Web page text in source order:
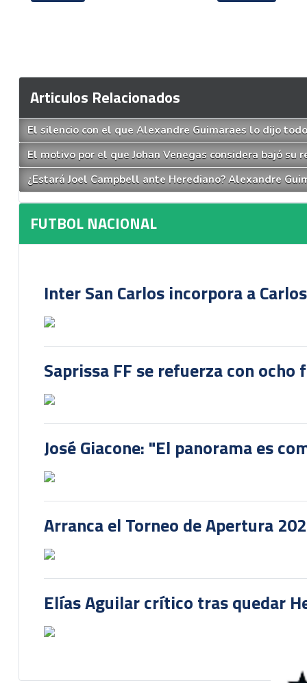
Articulos Relacionados
El silencio con el que Alexandre Guimaraes lo dijo
El motivo por el que Johan Venegas considera bajó
¿Estará Joel Campbell ante Herediano? Alexandre
FUTBOL NACIONAL
Inter San Carlos incorpora a
Saprissa FF se refuerza con
José Giacone: "El panorama es
Arranca el Torneo de Apertura
Elías Aguilar crítico tras quedar